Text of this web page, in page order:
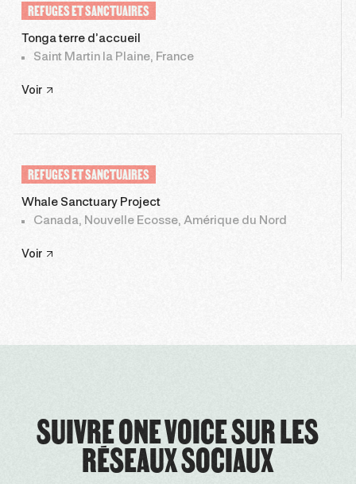
REFUGES ET SANCTUAIRES
Tonga terre d’accueil
Saint Martin la Plaine, France
Voir
REFUGES ET SANCTUAIRES
Whale Sanctuary Project
Canada, Nouvelle Ecosse, Amérique du Nord
Voir
SUIVRE ONE VOICE SUR LES
RÉSEAUX SOCIAUX